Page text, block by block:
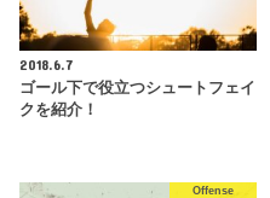
2018.6.7
ゴール下で役立つシュートフェイ
クを紹介！
Offense